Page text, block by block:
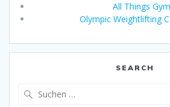
All Things Gym
Olympic Weightlifting
SEARCH